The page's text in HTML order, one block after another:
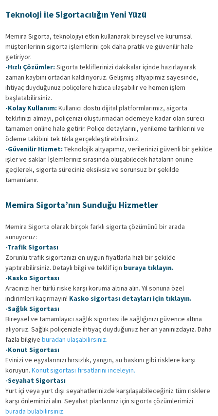
Teknoloji ile Sigortacılığın Yeni Yüzü
Memira Sigorta, teknolojiyi etkin kullanarak bireysel ve kurumsal
müşterilerinin sigorta işlemlerini çok daha pratik ve güvenilir hale
getiriyor.
-Hızlı Çözümler: Sigorta tekliflerinizi dakikalar içinde hazırlayarak
zaman kaybını ortadan kaldırıyoruz. Gelişmiş altyapımız sayesinde,
ihtiyaç duyduğunuz poliçelere hızlıca ulaşabilir ve hemen işlem
başlatabilirsiniz.
-Kolay Kullanım: Kullanıcı dostu dijital platformlarımız, sigorta
teklifinizi almayı, poliçenizi oluşturmadan ödemeye kadar olan süreci
tamamen online hale getirir. Poliçe detaylarını, yenileme tarihlerini ve
ödeme takibini tek tıkla gerçekleştirebilirsiniz.
-Güvenilir Hizmet: Teknolojik altyapımız, verilerinizi güvenli bir şekilde
işler ve saklar. İşlemleriniz sırasında oluşabilecek hataların önüne
geçilerek, sigorta süreciniz eksiksiz ve sorunsuz bir şekilde
tamamlanır.
Memira Sigorta’nın Sunduğu Hizmetler
Memira Sigorta olarak birçok farklı sigorta çözümünü bir arada
sunuyoruz:
-Trafik Sigortası
Zorunlu trafik sigortanızı en uygun fiyatlarla hızlı bir şekilde
yaptırabilirsiniz. Detaylı bilgi ve teklif için buraya tıklayın.
-Kasko Sigortası
Aracınızı her türlü riske karşı koruma altına alın. Yıl sonuna özel
indirimleri kaçırmayın! Kasko sigortası detayları için tıklayın.
-Sağlık Sigortası
Bireysel ve tamamlayıcı sağlık sigortası ile sağlığınızı güvence altına
alıyoruz. Sağlık poliçenizle ihtiyaç duyduğunuz her an yanınızdayız. Daha
fazla bilgiye buradan ulaşabilirsiniz.
-Konut Sigortası
Evinizi ve eşyalarınızı hırsızlık, yangın, su baskını gibi risklere karşı
koruyun. Konut sigortası fırsatlarını inceleyin.
-Seyahat Sigortası
Yurt içi veya yurt dışı seyahatlerinizde karşılaşabileceğiniz tüm risklere
karşı önleminizi alın. Seyahat planlarınız için sigorta çözümlerimizi
burada bulabilirsiniz.